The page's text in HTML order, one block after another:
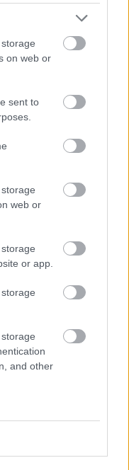
on web or
sent to
web or
or app.
and other
egy
kenjük